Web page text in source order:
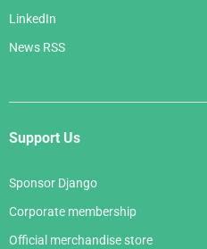
LinkedIn
News RSS
Support Us
Sponsor Django
Corporate membership
Official merchandise store